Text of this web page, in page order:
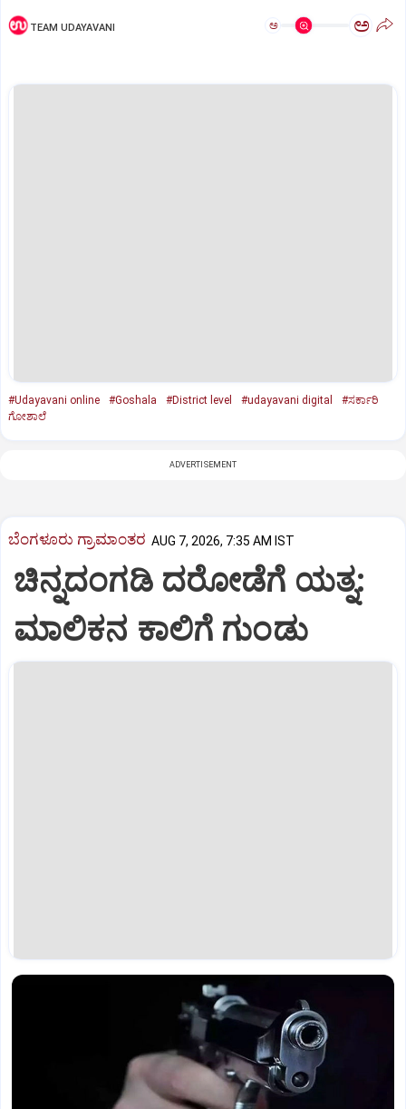
TEAM UDAYAVANI ಅ ಅ
#Udayavani online #Goshala #District level #udayavani digital
#ಸರ್ಕಾರಿ
ಗೋಶಾಲೆ
ADVERTISEMENT
ಬೆಂಗಳೂರು ಗ್ರಾಮಾಂತರ AUG 7, 2026, 7:35 AM IST
ಚಿನ್ನದಂಗಡಿ ದರೋಡೆಗೆ ಯತ್ನ:
ಮಾಲಿಕನ ಕಾಲಿಗೆ ಗುಂಡು